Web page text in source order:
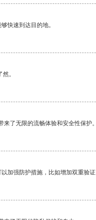
快速到达目的地。
。
来了无限的流畅体验和安全性保护
加强防护措施，比如增加双重验